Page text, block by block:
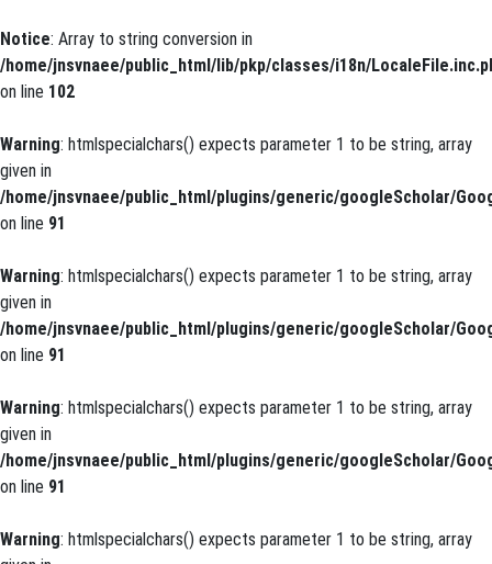
Notice: Array to string conversion in
/home/jnsvnaee/public_html/lib/pkp/classes/i18n/
on line 102
Warning: htmlspecialchars() expects parameter 1 to be string, array
given in
/home/jnsvnaee/public_html/plugins/generic/googleScholar/
on line 91
Warning: htmlspecialchars() expects parameter 1 to be string, array
given in
/home/jnsvnaee/public_html/plugins/generic/googleScholar/
on line 91
Warning: htmlspecialchars() expects parameter 1 to be string, array
given in
/home/jnsvnaee/public_html/plugins/generic/googleScholar/
on line 91
Warning: htmlspecialchars() expects parameter 1 to be string, array